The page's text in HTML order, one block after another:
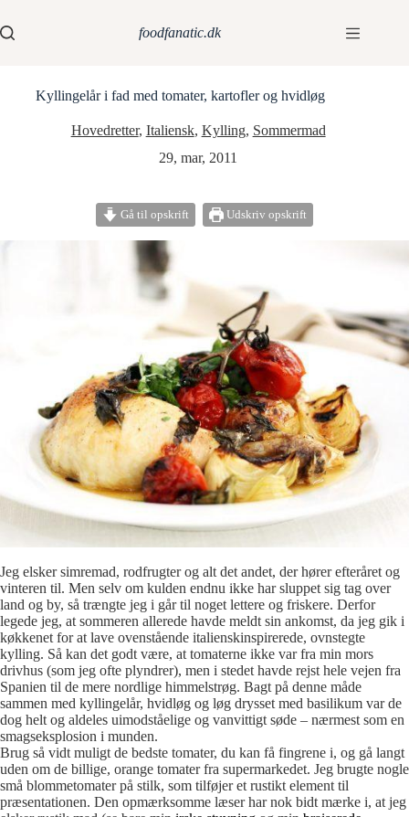
foodfanatic.dk
Kyllingelår i fad med tomater, kartofler og hvidløg
Hovedretter, Italiensk, Kylling, Sommermad
29, mar, 2011
Gå til opskrift Udskriv opskrift
Jeg elsker simremad, rodfrugter og alt det andet, der hører efteråret og
vinteren til. Men selv om kulden endnu ikke har sluppet sig tag over
land og by, så trængte jeg i går til noget lettere og friskere. Derfor
legede jeg, at sommeren allerede havde meldt sin ankomst, da jeg gik i
køkkenet for at lave ovenstående italienskinspirerede, ovnstegte
kylling. Så kan det godt være, at tomaterne ikke var fra min mors
drivhus (som jeg ofte plyndrer), men i stedet havde rejst hele vejen fra
Spanien til de mere nordlige himmelstrøg. Bagt på denne måde
sammen med kyllingelår, hvidløg og løg drysset med basilikum var de
dog helt og aldeles uimodståelige og vanvittigt søde – nærmest som en
smagseksplosion i munden.
Brug så vidt muligt de bedste tomater, du kan få fingrene i, og gå langt
uden om de billige, orange tomater fra supermarkedet. Jeg brugte nogle
små blommetomater på stilk, som tilføjer et rustikt element til
præsentationen. Den opmærksomme læser har nok bidt mærke i, at jeg